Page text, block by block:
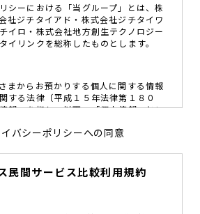
シーにおける「当グループ」とは、株
社ジチタイアド・株式会社ジチタイワ
イロ・株式会社地方創生テクノロジー
イリンクを総称したものとします。
まからお預かりする個人に関する情報
する法律〔平成１５年法律第１８０
報」を指し、以下、「個人情報」とい
会的責務であると考えております。
員に個人情報保護の重要性の認識と取
によって、個人情報の適切な取り扱い
バシーポリシーへの同意
民間サービス比較利用規約